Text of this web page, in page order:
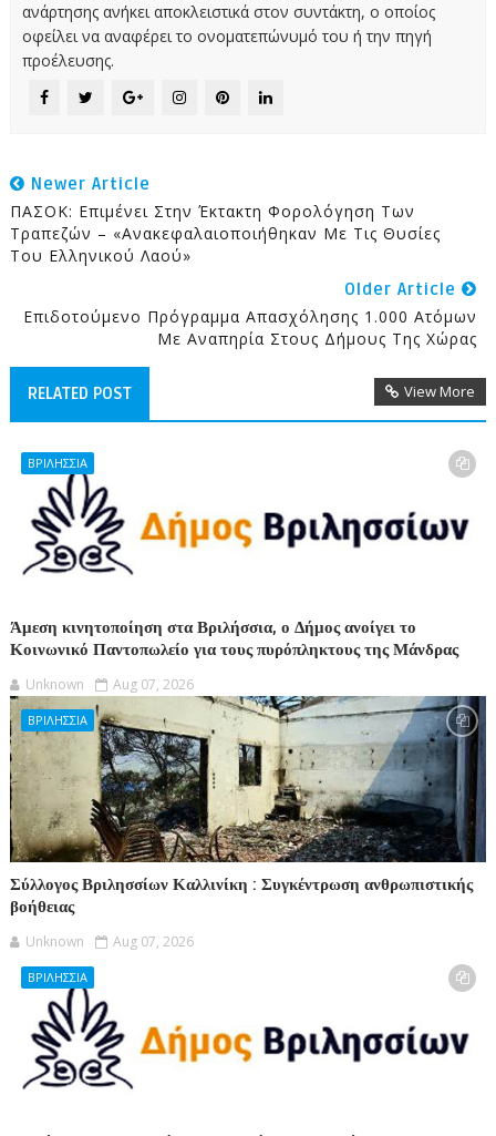
ανάρτησης ανήκει αποκλειστικά στον συντάκτη, ο οποίος
οφείλει να αναφέρει το ονοματεπώνυμό του ή την πηγή
προέλευσης.
Newer Article
ΠΑΣΟΚ: Επιμένει Στην Έκτακτη Φορολόγηση Των
Τραπεζών – «Ανακεφαλαιοποιήθηκαν Με Τις Θυσίες
Του Ελληνικού Λαού»
Older Article
Επιδοτούμενο Πρόγραμμα Απασχόλησης 1.000 Ατόμων
Με Αναπηρία Στους Δήμους Της Χώρας
RELATED POST View More
ΒΡΙΛΗΣΣΙΑ
Άμεση κινητοποίηση στα Βριλήσσια, ο Δήμος ανοίγει το
Κοινωνικό Παντοπωλείο για τους πυρόπληκτους της Μάνδρας
Unknown Aug 07, 2026
ΒΡΙΛΗΣΣΙΑ
Σύλλογος Βριλησσίων Καλλινίκη : Συγκέντρωση ανθρωπιστικής
βοήθειας
Unknown Aug 07, 2026
ΒΡΙΛΗΣΣΙΑ